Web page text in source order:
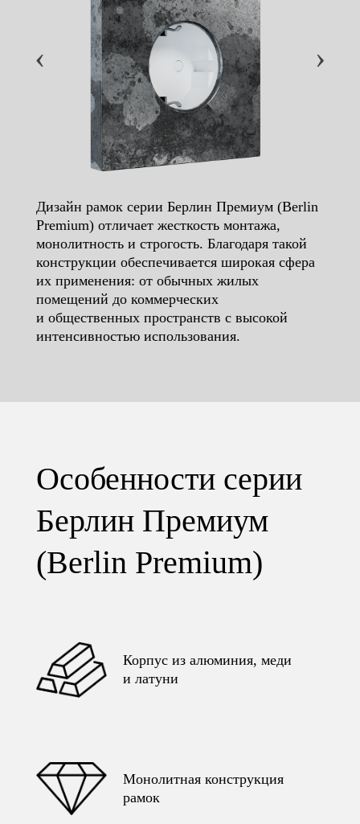
‹ ›
Дизайн рамок серии Берлин Премиум (Berlin
Premium) отличает жесткость монтажа,
монолитность и строгость. Благодаря такой
конструкции обеспечивается широкая сфера
их применения: от обычных жилых
помещений до коммерческих
и общественных пространств с высокой
интенсивностью использования.
Особенности серии
Берлин Премиум
(Berlin Premium)
Корпус из алюминия, меди
и латуни
Монолитная конструкция
рамок